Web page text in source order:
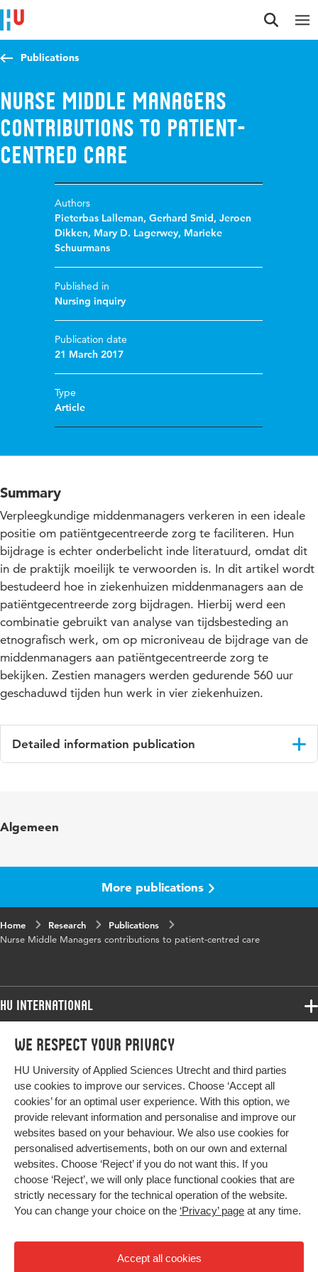
We respect your privacy
HU University of Applied Sciences Utrecht and third parties
use cookies to improve our services. Choose ‘Accept all
cookies’ for an optimal user experience. With this option, we
provide relevant information and personalise and improve our
websites based on your behaviour. We also use cookies for
personalised advertisements, both on our own and external
websites. Choose ‘Reject’ if you do not want this. If you
choose ‘Reject’, we will only place functional cookies that are
strictly necessary for the technical operation of the website.
You can change your choice on the ‘Privacy’ page at any time.
Accept all cookies
Jump to content
Jump to navigation
Jump to search
Publications
Nurse Middle Managers
contributions to patient-
centred care
Authors
Pieterbas Lalleman,Gerhard Smid,Jeroen
Dikken, Mary D. Lagerwey, Marieke
Schuurmans
Published in
Nursing inquiry
Publication date
21 March 2017
Type
Article
Summary
Verpleegkundige middenmanagers verkeren in een ideale
positie om patiëntgecentreerde zorg te faciliteren. Hun
bijdrage is echter onderbelicht inde literatuurd, omdat dit
in de praktijk moeilijk te verwoorden is. In dit artikel wordt
bestudeerd hoe in ziekenhuizen middenmanagers aan de
patiëntgecentreerde zorg bijdragen. Hierbij werd een
combinatie gebruikt van analyse van tijdsbesteding an
etnografisch werk, om op microniveau de bijdrage van de
middenmanagers aan patiëntgecentreerde zorg te
bekijken. Zestien managers werden gedurende 560 uur
geschaduwd tijden hun werk in vier ziekenhuizen.
Detailed information publication
in
Key words
clinical leadership, nurse middle managers,
patient-centred care
Algemeen
More publications
Home Research
Publications
Nurse Middle Managers contributions to patient-centred care
HU International
Programmes
Study at HU
About HU
Contact
Newsletter
Programmes
Bachelor
Exchange
Master
All programmes
More HU Sites
HU NL
HU Research
HU Collaboration
HU Library
Impact your future
Privacy